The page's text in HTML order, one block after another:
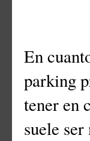
En
parking
tener en
suele